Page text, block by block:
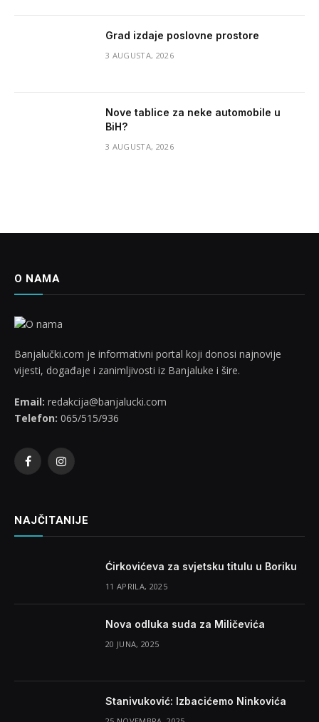
Grad izdaje poslovne prostore
3 AUGUSTA, 2026
Nove tablice za neke automobile u
BiH?
3 AUGUSTA, 2026
O NAMA
Banjalučki.com je informativni portal koji donosi najnovije
vijesti, događaje i zanimljivosti iz Banjaluke i šire.
Email: redakcija@banjalucki.com
Telefon: 065/515/936
FacebookInstagram
NAJČITANIJE
Ćirkovićeva za svjetsku titulu u Boriku
11 APRILA, 2025
Nova odluka suda za Miličevića
20 JUNA, 2025
Stanivuković: Izbacićemo Ninkovića